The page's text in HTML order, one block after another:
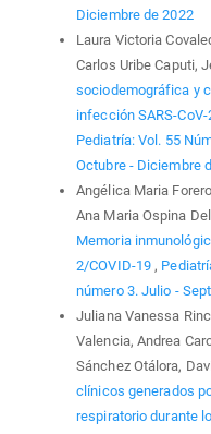
Diciembre de 2022
Laura Victoria
Carlos Uribe Caputi,
sociodemográfica y
infección SARS-
Pediatría: Vol. 55
Octubre - Diciembre
Angélica Maria
Ana Maria Ospina
Memoria
2/COVID-19,
número 3. Julio -
Juliana Vanessa
Valencia, Andrea
Sánchez Otálora,
clínicos generados
respiratorio durante